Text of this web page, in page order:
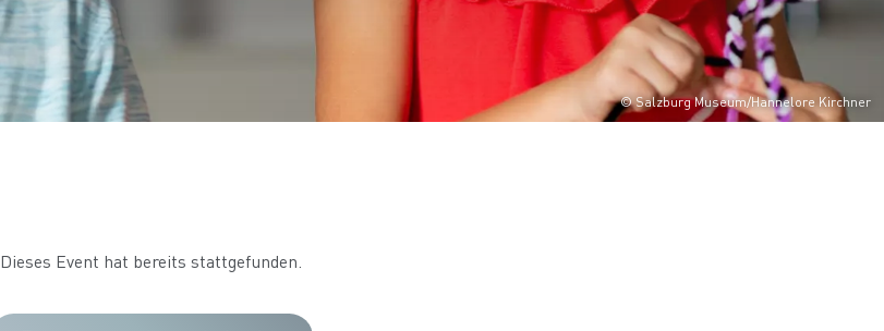
© Salzburg Museum/Hannelore Kirchner
Dieses Event hat bereits stattgefunden.